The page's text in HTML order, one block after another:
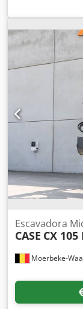
operacional
Roadliner *
Dodpfx Acjy Rm
Moerbeke-
Escavadora
CASE CX 105